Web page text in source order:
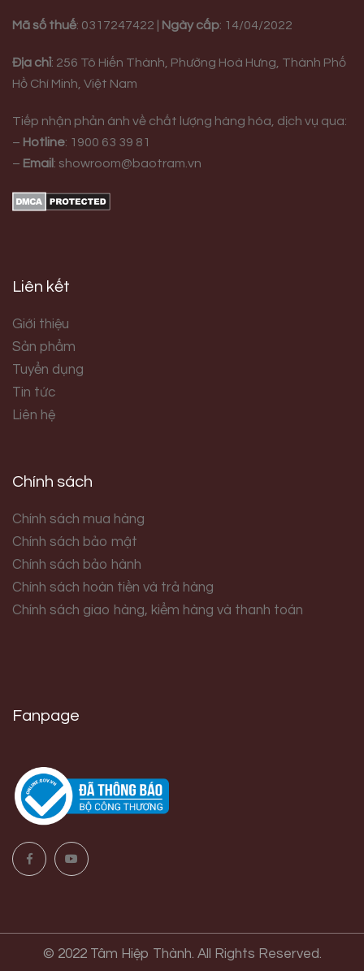
Mã số thuế: 0317247422 | Ngày cấp: 14/04/2022
Địa chỉ: 256 Tô Hiến Thành, Phường Hoà Hưng, Thành Phố
Hồ Chí Minh, Việt Nam
Tiếp nhận phản ánh về chất lượng hàng hóa, dịch vụ qua:
– Hotline: 1900 63 39 81
– Email : showroom@baotram.vn
Liên kết
Giới thiệu
Sản phẩm
Tuyển dụng
Tin tức
Liên hệ
Chính sách
Chính sách mua hàng
Chính sách bảo mật
Chính sách bảo hành
Chính sách hoàn tiền và trả hàng
Chính sách giao hàng, kiểm hàng và thanh toán
Fanpage
© 2022 Tâm Hiệp Thành. All Rights Reserved.